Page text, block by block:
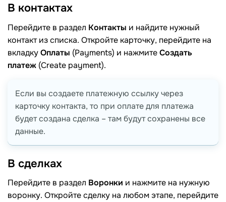
В контактах
Перейдите в раздел Контакты и найдите нужный
контакт из списка. Откройте карточку, перейдите на
вкладкуОплаты (Payments) и нажмитеСоздать
платеж (Create payment).
Если вы создаете платежную ссылку через
карточку контакта, то при оплате для платежа
будет создана сделка – там будут сохранены все
данные.
В сделках
Перейдите в раздел Воронки и нажмите на нужную
воронку. Откройте сделку на любом этапе, перейдите